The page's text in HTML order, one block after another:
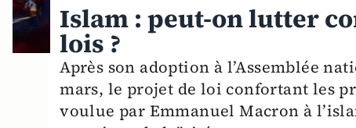
Islam : peut-on lutter
lois ?
Après son adoption à l’Assemblée
mars, le projet de loi confortant les
voulue par Emmanuel Macron à